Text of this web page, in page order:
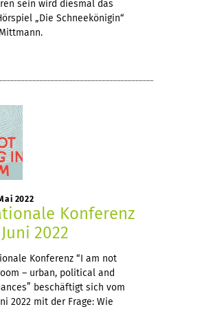
sein wird diesmal das
„Die Schneekönigin“
2022
Konferenz
2022
Konferenz “I am not
– urban, political and
beschäftigt sich vom
2022 mit der Frage: Wie